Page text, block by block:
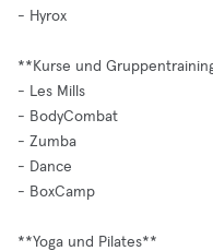
- Hyrox
**Kurse und
- Les Mills
- BodyCombat
- Zumba
- Dance
- BoxCamp
**Yoga und Pilates**